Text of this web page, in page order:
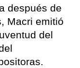
después de
Macri emitió
del